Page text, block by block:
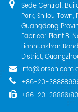
Sede Central:
Park, Shilou
Guangdong
Fábrica: Plant B,
Lianhuashan
District,
+86-20-
+86-20-38886180